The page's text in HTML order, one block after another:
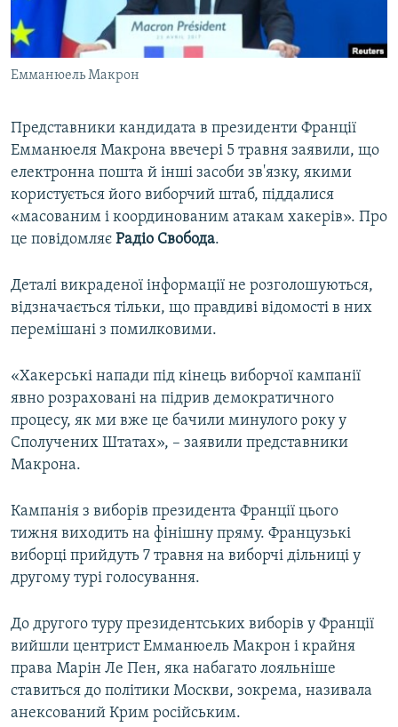
ВІДЕОУРОКИ «ELIFBE»
СВІДЧЕННЯ ОКУПАЦІЇ
УКРАЇНСЬКА ПРОБЛЕМА КРИМУ
Русский
Qırımtatar
Усі сайти RFE/RL
Емманюель Макрон
Представники кандидата в президенти Франції
Емманюеля Макрона ввечері 5 травня заявили, що
електронна пошта й інші засоби зв'язку, якими
користується його виборчий штаб, піддалися
«масованим і координованим атакам хакерів». Про
це повідомляє Радіо Свобода.
Деталі викраденої інформації не розголошуються,
відзначається тільки, що правдиві відомості в них
перемішані з помилковими.
«Хакерські напади під кінець виборчої кампанії
явно розраховані на підрив демократичного
процесу, як ми вже це бачили минулого року у
Сполучених Штатах», – заявили представники
Макрона.
Кампанія з виборів президента Франції цього
тижня виходить на фінішну пряму. Французькі
виборці прийдуть 7 травня на виборчі дільниці у
другому турі голосування.
До другого туру президентських виборів у Франції
вийшли центрист Емманюель Макрон і крайня
права Марін Ле Пен, яка набагато лояльніше
ставиться до політики Москви, зокрема, називала
анексований Крим російським.